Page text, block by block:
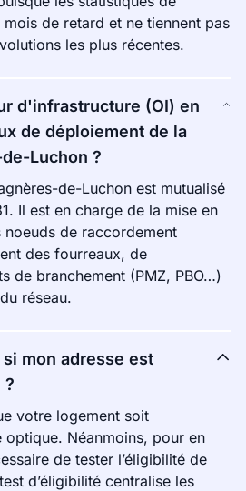
mois de retard et ne tiennent pas
les plus récentes.
d'infrastructure (OI) en
de déploiement de la
Luchon ?
de-Luchon est mutualisé
Il est en charge de la mise en
de raccordement
des fourreaux, de
de branchement (PMZ, PBO…)
réseau.
mon adresse est
?
votre logement soit
Néanmoins, pour en
de tester l’éligibilité de
d’éligibilité centralise les